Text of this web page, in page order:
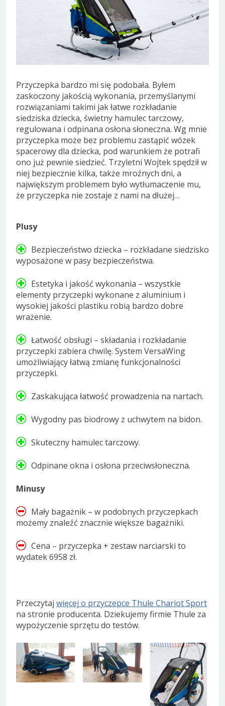
Przyczepka bardzo mi się podobała. Byłem
zaskoczony jakością wykonania, przemyślanymi
rozwiązaniami takimi jak łatwe rozkładanie
siedziska dziecka, świetny hamulec tarczowy,
regulowana i odpinana osłona słoneczna. Wg mnie
przyczepka może bez problemu zastąpić wózek
spacerowy dla dziecka, pod warunkiem że potrafi
ono już pewnie siedzieć. Trzyletni Wojtek spędził w
niej bezpiecznie kilka, także mroźnych dni, a
największym problemem było wytłumaczenie mu,
że przyczepka nie zostaje z nami na dłużej…
Plusy
Bezpieczeństwo dziecka – rozkładane siedzisko
wyposażone w pasy bezpieczeństwa.
Estetyka i jakość wykonania – wszystkie
elementy przyczepki wykonane z aluminium i
wysokiej jakości plastiku robią bardzo dobre
wrażenie.
Łatwość obsługi – składania i rozkładanie
przyczepki zabiera chwilę. System VersaWing
umożliwiający łatwą zmianę funkcjonalności
przyczepki.
Zaskakująca łatwość prowadzenia na nartach.
Wygodny pas biodrowy z uchwytem na bidon.
Skuteczny hamulec tarczowy.
Odpinane okna i osłona przeciwsłoneczna.
Minusy
Mały bagażnik – w podobnych przyczepkach
możemy znaleźć znacznie większe bagażniki.
Cena – przyczepka + zestaw narciarski to
wydatek 6958 zł.
Przeczytaj więcej o przyczepce Thule Chariot Sport
na stronie producenta. Dziekujemy firmie Thule za
wypożyczenie sprzętu do testów.